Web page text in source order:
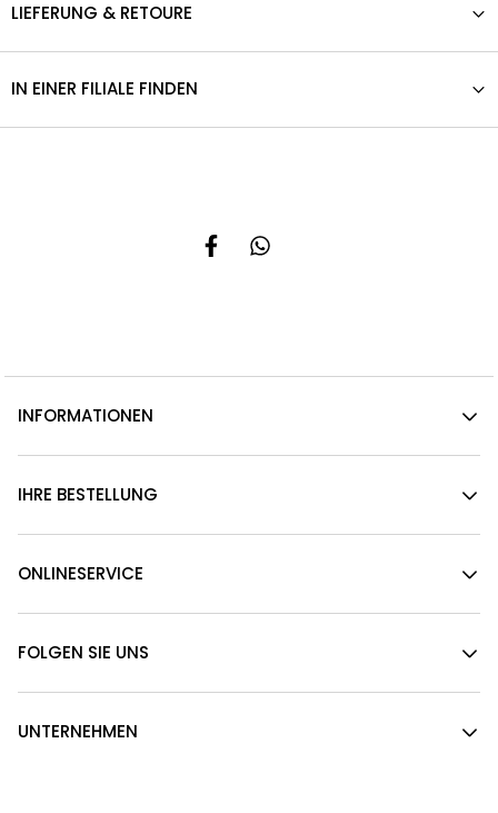
LIEFERUNG & RETOURE
IN EINER FILIALE FINDEN
INFORMATIONEN
IHRE BESTELLUNG
ONLINESERVICE
FOLGEN SIE UNS
UNTERNEHMEN